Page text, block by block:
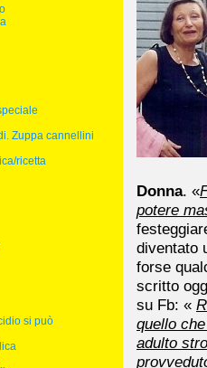
Zuppa cannellini
ricetta
si può
Donna. «
potere
diventato
forse
scritto
su Fb: «
quello
adulto